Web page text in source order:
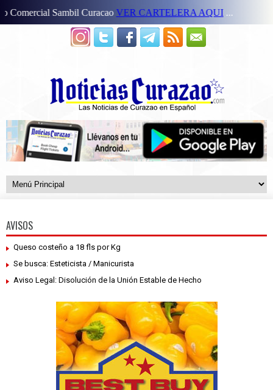
AVISOS
Queso costeño a 18 fls por Kg
Se busca: Esteticista / Manicurista
Aviso Legal: Disolución de la Unión Estable de Hecho